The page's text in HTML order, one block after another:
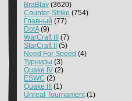
BraBlay (3620)
Counter-Strike (754)
Главный (77)
DotA(9)
WarCraft III
(7)
StarCraft II
(5)
Need For Speed (4)
Турниры (3)
Quake IV (2)
ESWC (2)
Quake III
(1)
Unreal Tournament(1)